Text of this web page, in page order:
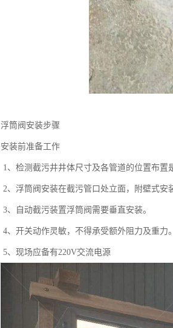
浮筒阀安装步骤
安装前准备工作
1、检测截污井井体尺寸及各管道的位置布置
2、浮筒阀安装在截污管口处立面，附壁式
3、自动截污装置浮筒阀需要垂直安装。
4、开关动作灵敏，不得承受额外阻力及重力。
5、现场应备有220V交流电源